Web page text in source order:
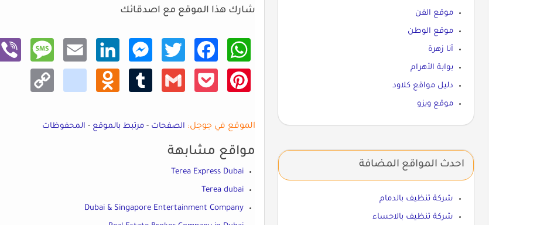
شارك هذا الموقع مع اصدقائك
What
sApp
Faceb
ook
Twitt
er
Mess
enger
Linke
dIn
Email
Mess
age
Viber
Pinte
rest
Pocke
Gmail
Tumb
Odno
klass
niki
Copy
Link
الموقع في جوجل: الصفحات - مرتبط بالموقع - المحفوظات
مواقع مشابهة
Terea Express Dubai
Terea dubai
Dubai & Singapore Entertainment Company
موقع الفن
موقع الوطن
أنا زهرة
بوابة الأهرام
دليل مواقع كلاود
موقع ويزو
احدث المواقع المضافة
شركة تنظيف بالدمام
شركة تنظيف بالاحساء